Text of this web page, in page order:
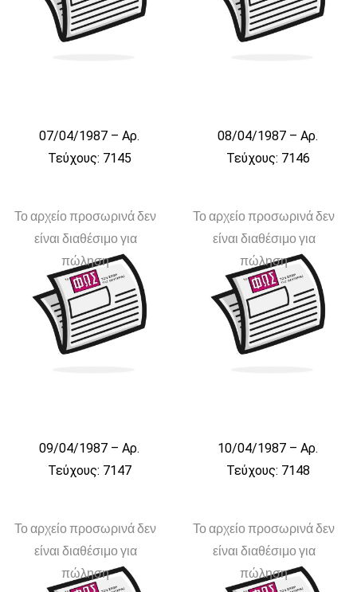
07/04/1987 – Αρ.
Τεύχους: 7145
08/04/1987 – Αρ.
Τεύχους: 7146
Το αρχείο προσωρινά δεν
είναι διαθέσιμο για
πώληση
09/04/1987 – Αρ.
Τεύχους: 7147
Το αρχείο προσωρινά δεν
είναι διαθέσιμο για
πώληση
10/04/1987 – Αρ.
Τεύχους: 7148
Το αρχείο προσωρινά δεν
είναι διαθέσιμο για
πώληση
Το αρχείο προσωρινά δεν
είναι διαθέσιμο για
πώληση